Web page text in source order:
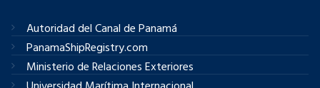
Autoridad del Canal de Panamá
PanamaShipRegistry.com
Ministerio de Relaciones Exteriores